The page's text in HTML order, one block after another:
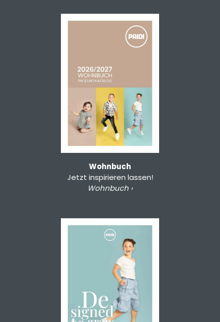
Wohnbuch
Jetzt inspirieren lassen!
Wohnbuch ›